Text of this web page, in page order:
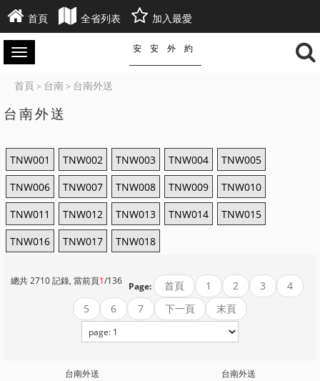
首頁 全省列表 加入最愛
安安外約
首頁> 台南> 台南外送
台南外送
TNW001 TNW002 TNW003 TNW004
TNW005
TNW006
TNW007 TNW008 TNW009
TNW010
TNW011
TNW012 TNW013 TNW014
TNW015
TNW016
TNW017 TNW018
Page:
總共 2710 記錄, 當前頁1/136 首頁 1 2 3
4
5
6 7 下一頁 末頁
台南外送 台南外送